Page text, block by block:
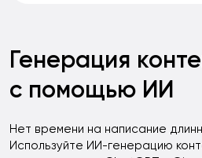
Генерация
с помощью ИИ
Нет времени на написание
Используйте ИИ-генерацию